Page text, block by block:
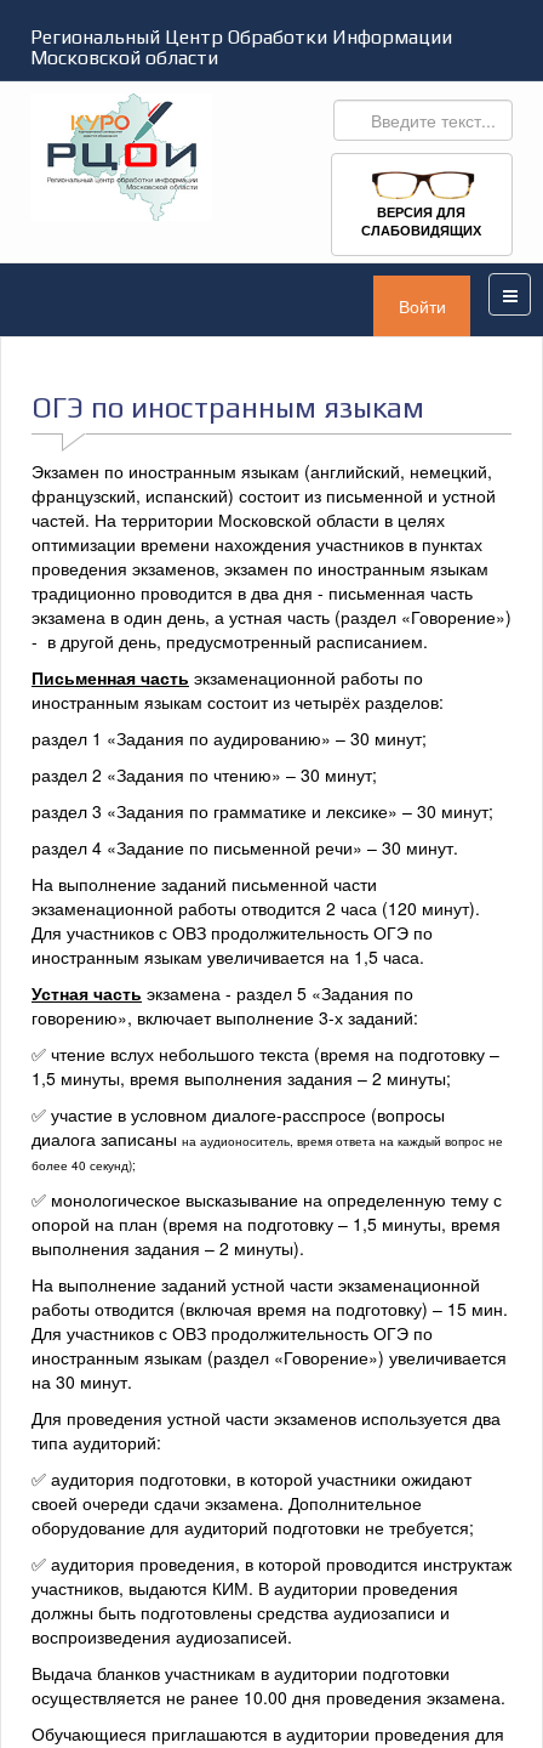
Региональный Центр Обработки Информации
Московской области
ВЕРСИЯ ДЛЯ
СЛАБОВИДЯЩИХ
Войти
ОГЭ по иностранным языкам
Экзамен по иностранным языкам (английский, немецкий,
французский, испанский) состоит из письменной и устной
частей. На территории Московской области в целях
оптимизации времени нахождения участников в пунктах
проведения экзаменов, экзамен по иностранным языкам
традиционно проводится в два дня - письменная часть
экзамена в один день, а устная часть (раздел «Говорение»)
- в другой день, предусмотренный расписанием.
Письменная часть экзаменационной работы по
иностранным языкам состоит из четырёх разделов:
раздел 1 «Задания по аудированию» – 30 минут;
раздел 2 «Задания по чтению» – 30 минут;
раздел 3 «Задания по грамматике и лексике» – 30 минут;
раздел 4 «Задание по письменной речи» – 30 минут.
На выполнение заданий письменной части
экзаменационной работы отводится 2 часа (120 минут).
Для участников с ОВЗ продолжительность ОГЭ по
иностранным языкам увеличивается на 1,5 часа.
Устная часть экзамена - раздел 5 «Задания по
говорению», включает выполнение 3-х заданий:
✅ чтение вслух небольшого текста (время на подготовку –
1,5 минуты, время выполнения задания – 2 минуты;
✅ участие в условном диалоге-расспросе (вопросы
диалога записаны на аудионоситель, время ответа на каждый вопрос не
более 40 секунд);
✅ монологическое высказывание на определенную тему с
опорой на план (время на подготовку – 1,5 минуты, время
выполнения задания – 2 минуты).
На выполнение заданий устной части экзаменационной
работы отводится (включая время на подготовку) – 15 мин.
Для участников с ОВЗ продолжительность ОГЭ по
иностранным языкам (раздел «Говорение») увеличивается
на 30 минут.
Для проведения устной части экзаменов используется два
типа аудиторий:
✅ аудитория подготовки, в которой участники ожидают
своей очереди сдачи экзамена. Дополнительное
оборудование для аудиторий подготовки не требуется;
✅ аудитория проведения, в которой проводится инструктаж
участников, выдаются КИМ. В аудитории проведения
должны быть подготовлены средства аудиозаписи и
воспроизведения аудиозаписей.
Выдача бланков участникам в аудитории подготовки
осуществляется не ранее 10.00 дня проведения экзамена.
Обучающиеся приглашаются в аудитории проведения для